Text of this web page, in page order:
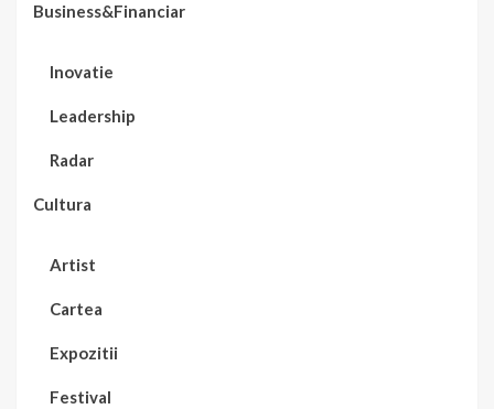
Business&Financiar
Inovatie
Leadership
Radar
Cultura
Artist
Cartea
Expozitii
Festival